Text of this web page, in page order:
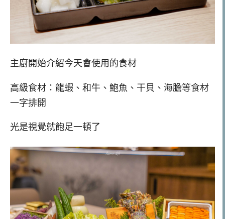
主廚開始介紹今天會使用的食材
高級食材：龍蝦、和牛、鮑魚、干貝、海膽等食材
一字排開
光是視覺就飽足一頓了